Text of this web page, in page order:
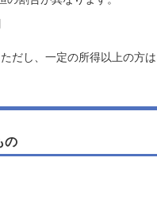
だし、一定の所得以上の方は
の